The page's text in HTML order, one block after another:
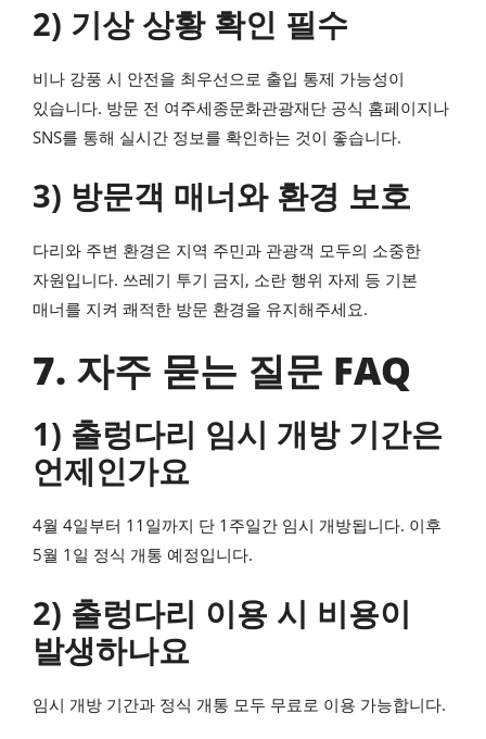
2) 기상 상황 확인 필수
비나 강풍 시 안전을 최우선으로 출입 통제 가능성이
있습니다. 방문 전 여주세종문화관광재단 공식 홈페이지나
SNS를 통해 실시간 정보를 확인하는 것이 좋습니다.
3) 방문객 매너와 환경 보호
다리와 주변 환경은 지역 주민과 관광객 모두의 소중한
자원입니다. 쓰레기 투기 금지, 소란 행위 자제 등 기본
매너를 지켜 쾌적한 방문 환경을 유지해주세요.
7. 자주 묻는 질문 FAQ
1) 출렁다리 임시 개방 기간은
언제인가요
4월 4일부터 11일까지 단 1주일간 임시 개방됩니다. 이후
5월 1일 정식 개통 예정입니다.
2) 출렁다리 이용 시 비용이
발생하나요
임시 개방 기간과 정식 개통 모두 무료로 이용 가능합니다.